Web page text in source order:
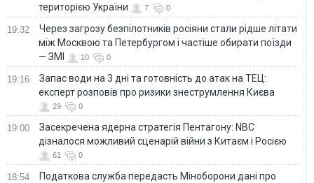
територією України
7 0
19:32
Через загрозу безпілотників росіяни стали рідше літати
між Москвою та Петербургом і частіше обирати поїзди
— ЗМІ
10 0
19:16
Запас води на 3 дні та готовність до атак на ТЕЦ:
експерт розповів про ризики знеструмлення Києва
29 0
19:00
Засекречена ядерна стратегія Пентагону: NBC
дізналося можливий сценарій війни з Китаєм і Росією
61 0
18:54
Податкова служба передасть Міноборони дані про